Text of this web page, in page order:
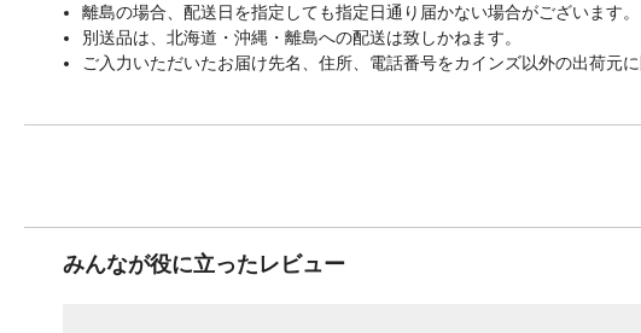
離島の場合、配送日を指定しても指定日通り届かない場合がございます。
別送品は、北海道・沖縄・離島への配送は致しかねます。
ご入力いただいたお届け先名、住所、電話番号をカインズ以外の出荷元
みんなが役に立ったレビュー